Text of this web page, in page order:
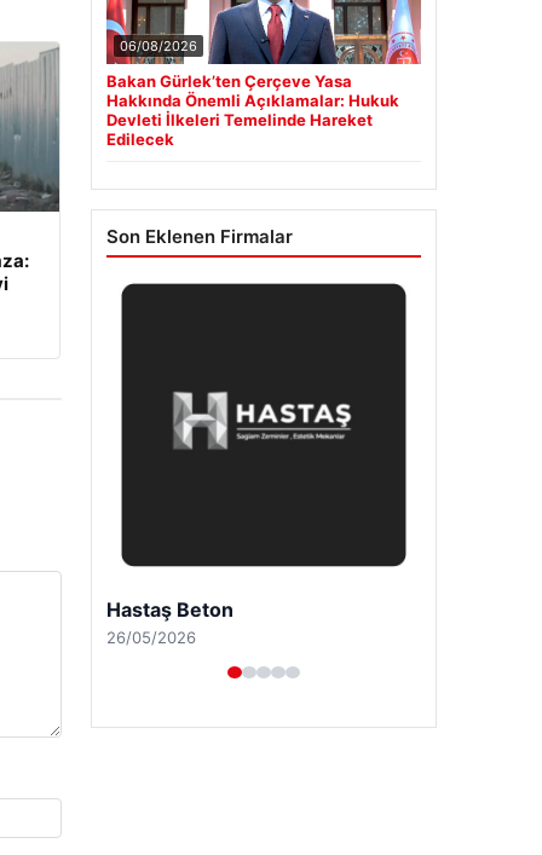
06/08/2026
Bakan Gürlek’ten Çerçeve Yasa
Hakkında Önemli Açıklamalar: Hukuk
Devleti İlkeleri Temelinde Hareket
Edilecek
Son Eklenen Firmalar
Prenses Night Club
29/04/2026